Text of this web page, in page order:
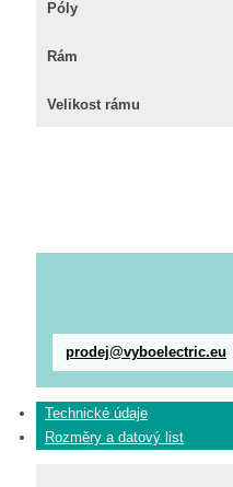
Póly
Rám
Velikost rámu
prodej@vyboelectric.eu
Technické údaje
Rozměry a datový list